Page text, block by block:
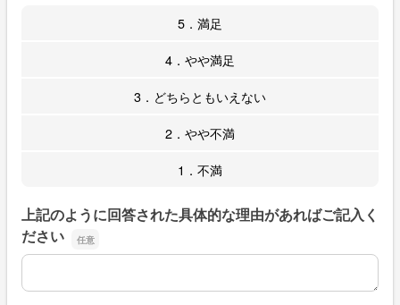
5．満足
4．やや満足
3．どちらともいえない
2．やや不満
1．不満
上記のように回答された具体的な理由があればご記入く
ださい
上記のように回答された具体的な理由があればご記入くだ